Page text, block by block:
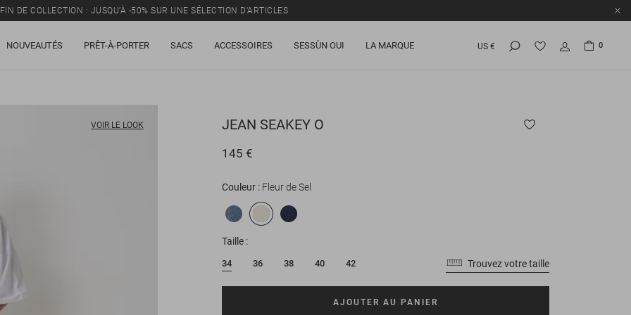
FIN DE COLLECTION : JUSQU’À -50% SUR UNE SÉLECTION D’ARTICLES
NOUVEAUTÉS PRÊT-À-PORTER SACS ACCESSOIRES SESSÙN OUI LA MARQUE US € 0
VOIR LE LOOK JEAN SEAKEY O
145 €
Couleur Fleur de Sel
Taille
34 36 38 40 42 Trouvez votre taille
AJOUTER AU PANIER